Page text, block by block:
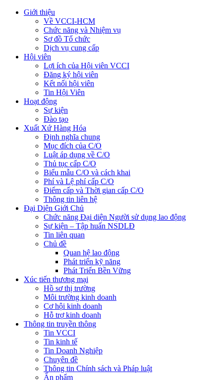
Giới thiệu
Về VCCI-HCM
Chức năng và Nhiệm vụ
Sơ đồ Tổ chức
Dịch vụ cung cấp
Hội viên
Lợi ích của Hội viên VCCI
Đăng ký hội viên
Kết nối hội viên
Tin Hội Viên
Hoạt động
Sự kiện
Đào tạo
Xuất Xứ Hàng Hóa
Định nghĩa chung
Mục đích của C/O
Luật áp dụng về C/O
Thủ tục cấp C/O
Biểu mẫu C/O và cách khai
Phí và Lệ phí cấp C/O
Điểm cấp và Thời gian cấp C/O
Thông tin liên hệ
Đại Diện Giới Chủ
Chức năng Đại diện Người sử dụng lao động
Sự kiện – Tập huấn NSDLĐ
Tin liên quan
Chủ đề
Quan hệ lao động
Phát triển kỹ năng
Phát Triển Bền Vững
Xúc tiến thương mại
Hồ sơ thị trường
Môi trường kinh doanh
Cơ hội kinh doanh
Hỗ trợ kinh doanh
Thông tin truyền thông
Tin VCCI
Tin kinh tế
Tin Doanh Nghiệp
Chuyên đề
Thông tin Chính sách và Pháp luật
Ấn phẩm